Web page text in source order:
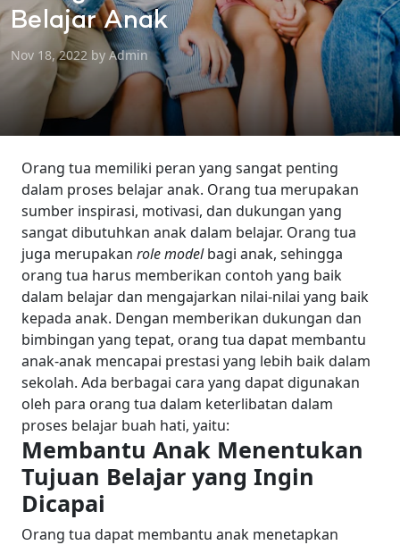
Belajar Anak
Nov 18, 2022 by Admin
Orang tua memiliki peran yang sangat penting
dalam proses belajar anak. Orang tua merupakan
sumber inspirasi, motivasi, dan dukungan yang
sangat dibutuhkan anak dalam belajar. Orang tua
juga merupakan role modelbagi anak, sehingga
orang tua harus memberikan contoh yang baik
dalam belajar dan mengajarkan nilai-nilai yang baik
kepada anak. Dengan memberikan dukungan dan
bimbingan yang tepat, orang tua dapat membantu
anak-anak mencapai prestasi yang lebih baik dalam
sekolah. Ada berbagai cara yang dapat digunakan
oleh para orang tua dalam keterlibatan dalam
proses belajar buah hati, yaitu:
Membantu Anak Menentukan
Tujuan Belajar yang Ingin
Dicapai
Orang tua dapat membantu anak menetapkan